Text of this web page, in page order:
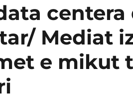
Mediat
e mikut